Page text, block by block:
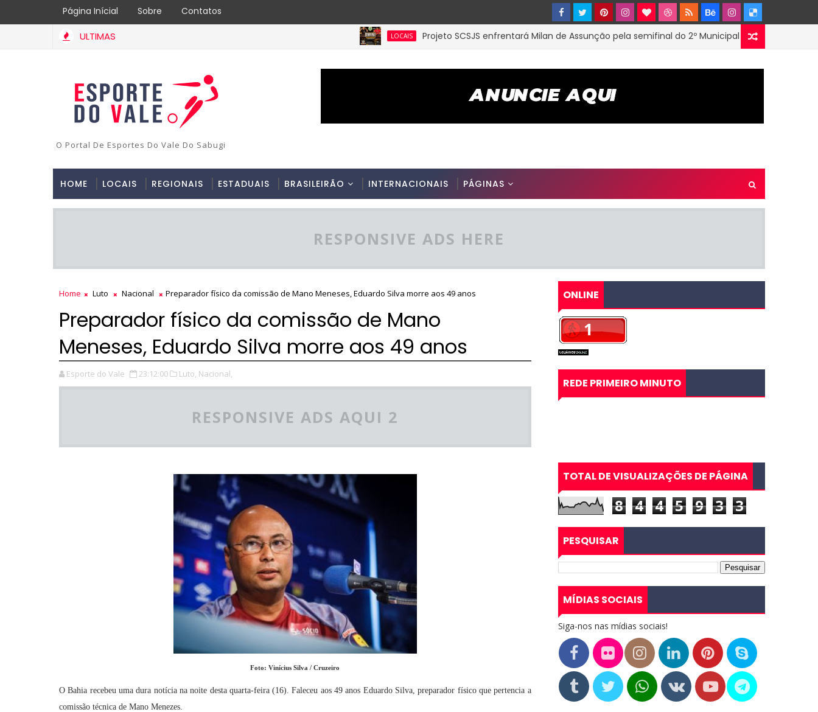
Página Inícial Sobre Contatos
ULTIMAS LOCAIS Projeto SCSJS enfrentará Milan de Assunção pela semifinal do 2º Municipal de Futsal em Tenório-PB
O Portal De Esportes Do Vale Do Sabugi
HOME LOCAIS REGIONAIS ESTADUAIS BRASILEIRÃO INTERNACIONAIS PÁGINAS
RESPONSIVE ADS HERE
Home Luto Nacional Preparador físico da comissão de Mano Meneses, Eduardo Silva morre aos 49 anos
Preparador físico da comissão de Mano
Meneses, Eduardo Silva morre aos 49 anos
Esporte do Vale 23:12:00 Luto, Nacional,
RESPONSIVE ADS AQUI 2
Foto: Vinícius Silva / Cruzeiro
O Bahia recebeu uma dura notícia na noite desta quarta-feira (16). Faleceu aos 49 anos Eduardo Silva, preparador físico que pertencia a
comissão técnica de Mano Menezes.
ONLINE
REDE PRIMEIRO MINUTO
TOTAL DE VISUALIZAÇÕES DE PÁGINA
8 4 4 5 9 3 3
PESQUISAR
MÍDIAS SOCIAIS
Siga-nos nas mídias sociais!